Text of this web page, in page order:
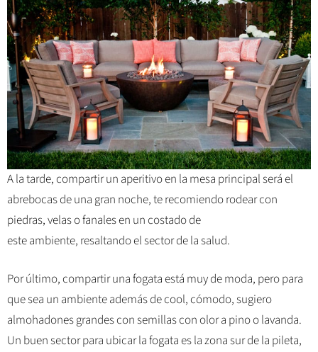
A la tarde, compartir un aperitivo en la mesa principal será el
abrebocas de una gran noche, te recomiendo rodear con
piedras, velas o fanales en un costado de
esteambiente, resaltando el sector de la salud.
Por último, compartir una fogata está muy de moda, pero para
que sea un ambiente además de cool, cómodo, sugiero
almohadones grandes con semillas con olor a pino o lavanda.
Un buen sector para ubicar la fogata es la zona sur de la pileta,